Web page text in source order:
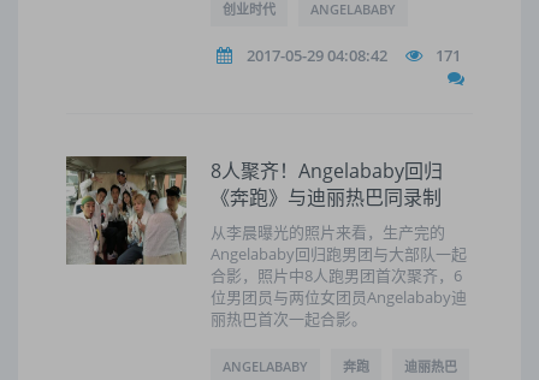
创业时代 ANGELABABY
2017-05-29 04:08:42 171
8人聚齐！Angelababy回归
《奔跑》与迪丽热巴同录制
从李晨曝光的照片来看，生产完的
Angelababy回归跑男团与大部队一起
合影，照片中8人跑男团首次聚齐，6
位男团员与两位女团员Angelababy迪
丽热巴首次一起合影。
ANGELABABY 奔跑 迪丽热巴